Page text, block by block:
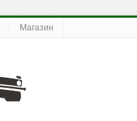
Магазин